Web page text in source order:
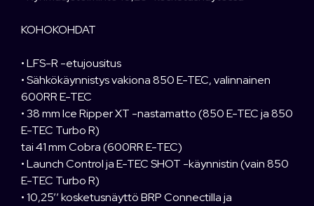
KOHOKOHDAT
• LFS-R -etujousitus
• Sähkökäynnistys vakiona 850 E-TEC, valinnainen
600RR E-TEC
• 38 mm Ice Ripper XT -nastamatto (850 E-TEC ja 850
E-TEC Turbo R)
tai 41 mm Cobra (600RR E-TEC)
• Launch Control ja E-TEC SHOT -käynnistin (vain 850
E-TEC Turbo R)
• 10,25’’ kosketusnäyttö BRP Connectilla ja